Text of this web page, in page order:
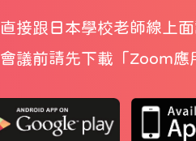
直接跟日本學校老師線上
會議前請先下載「Zoom應